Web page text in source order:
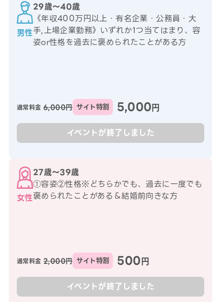
男性
29歳〜40歳
《年収400万円以上・有名企業・公務員・大
手,上場企業勤務》いずれか1つ当てはまり、容
姿or性格を過去に褒められたことがある方
通常料金 6,000円 サイト特割 5,000円
イベントが終了しました
女性
27歳〜39歳
①容姿②性格※どちらかでも、過去に一度でも
褒められたことがある＆結婚前向きな方
通常料金 2,000円 サイト特割 500円
イベントが終了しました